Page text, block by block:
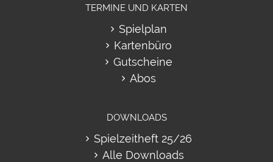
TERMINE UND KARTEN
Spielplan
Kartenbüro
Gutscheine
Abos
DOWNLOADS
Spielzeitheft 25/26
Alle Downloads